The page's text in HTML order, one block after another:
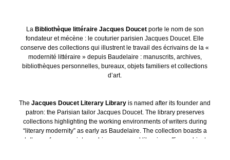
La Bibliothèque littéraire Jacques Doucetporte le nom de son
fondateur et mécène : le couturier parisien Jacques Doucet. Elle
conserve des collections qui illustrent le travail des écrivains de la «
modernité littéraire » depuis Baudelaire : manuscrits, archives,
bibliothèques personnelles, bureaux, objets familiers et collections
d’art.
TheJacques Doucet Literary Library is named after its founder and
patron: the Parisian tailor Jacques Doucet. The library preserves
collections highlighting the working environments of writers during
“literary modernity” as early as Baudelaire. The collection boasts a
plethora of manuscripts, archives, personal libraries, offices, objects